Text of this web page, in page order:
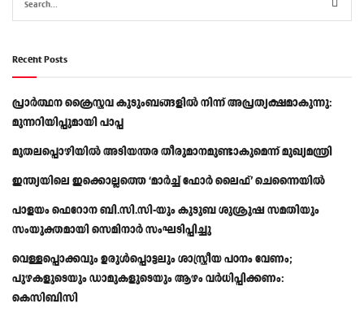
Recent Posts
പ്രാര്‍ത്ഥന ക്രൈസ്തവ കുടുംബങ്ങളില്‍ നിന്ന് അപ്രത്യക്ഷമാകുന്നു:
മുന്നറിയിപ്പുമായി പാപ്പ
മുതലപ്പൊഴിയിൽ അടിയന്തര തീരുമാനമുണ്ടാകുമെന്ന് മുഖ്യമന്ത്രി
ഇന്ത്യയിലെ ഇക്കൊല്ലത്തെ ‘മാർച്ച് ഫോർ ലൈഫ്’ ചെന്നൈയിൽ
പാളയം ഫെറോന ബി.സി.സി-യും കുടുബ ശുശ്രൂഷ സമതിയും
സംയുക്തമായി സെമിനാർ സംഘടിപ്പിച്ചു
വെള്ളപ്പൊക്കവും ഉരുള്‍പ്പൊട്ടലും ശാസ്ത്രീയ പഠനം വേണം;
പുഴകളുടെയും ഡാമുകളുടെയും ആഴം വര്‍ധിപ്പിക്കണം:
കെസിബിസി